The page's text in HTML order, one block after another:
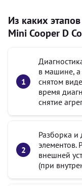
Из каких
Mini Cooper D
в машине, а
снятом
время
снятие
Разборка и
элементов.
внешней
(при